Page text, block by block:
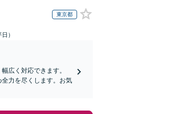
東京都
）
広く対応できます。
力を尽くします。お気